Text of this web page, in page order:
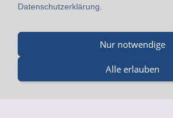
Merz GmbH - Beinheimer Straße 19 -
drucklufttechnik.de
Datenschutzerklärung
Nur notwendige
Alle erlauben